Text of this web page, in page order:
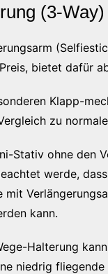
(3-
bietet dafür
Klapp-
zu
Stativ ohne den
werde,
mit
kann.
Halterung
niedrig